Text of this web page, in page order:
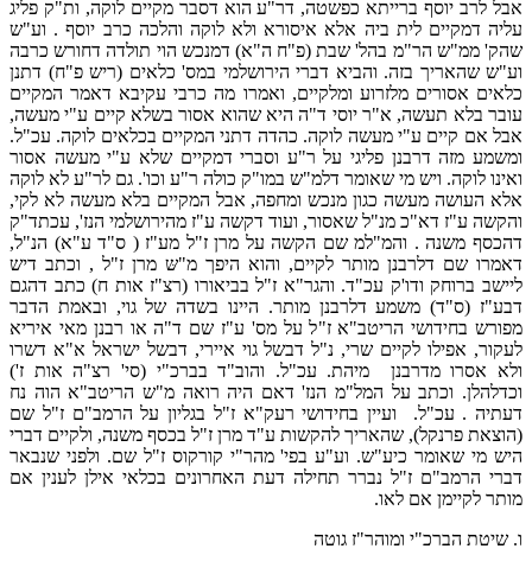
אבל לרב יוסף ברייתא כפשטה, דר"ע הוא דסבר מקיים לוקה, ות"ק פליג
עליה דמקיים לית ביה אלא איסורא ולא לוקה והלכה כרב יוסף . וע"ש
שהק' ממ"ש הר"מ בהל' שבת (פ"ח ה"א) דמנכש הוי תולדה דחורש כרבה
וע"ש שהאריך בזה. והביא דברי הירושלמי במס' כלאים (ריש פ"ח) דתנן
כלאים אסורים מלזרוע ומלקיים, ואמרו מה כרבי עקיבא דאמר המקיים
עובר בלא תעשה, א"ר יוסי ד"ה היא שהוא אסור בשלא קיים ע"י מעשה,
אבל אם קיים ע"י מעשה לוקה. כהדה דתני המקיים בכלאים לוקה. עכ"ל.
ומשמע מזה דרבנן פליגי על ר"ע וסברי דמקיים שלא ע"י מעשה אסור
ואינו לוקה. ויש מי שאומר דלמ"ש במו"ק כולה ר"ע וכו'. גם לר"ע לא לוקה
אלא העושה מעשה כגון מנכש ומחפה, אבל המקיים בלא מעשה לא לקי,
והקשה ע"ז דא"כ מנ"ל שאסור, ועוד דקשה ע"ז מהירושלמי הנז', עכתד"ק
דהכסף משנה . והמ"למ שם הקשה על מרן ז"ל מע"ז ( ס"ד ע"א) הנ"ל,
דאמרו שם דלרבנן מותר לקיים, והוא היפך מ"שּ מרן ז"ל , וכתב דיש
ליישב ברוחק ודו'ק עכ"ד. והגר"א ז"ל בביאורו (רצ"ז אות ח) כתב דהגם
דבע"ז (ס"ד) משמע דלרבנן מותר. היינו בשדה של גוי, ובאמת הדבר
מפורש בחידושי הריטב"א ז"ל על מס' ע"ז שם ד"ה או רבנן מאי איריא
לעקור, אפילו לקיים שרי, נ"ל דבשל גוי איירי, דבשל ישראל א"א דשרו
ולא אסרו מדרבנן מיהת. עכ"ל. והוב"ד בברכ"י (סי' רצ"ה אות ז')
וכדלהלן. וכתב על המל"מ הנז' דאם היה רואה מ"ש הריטב"א הוה נח
דעתיה . עכ"ל. ועיין בחידושי רעק"א ז"ל בגליון על הרמב"ם ז"ל שם
(הוצאת פרנקל), שהאריך להקשות ע"ד מרן ז"ל בכסף משנה, ולקיים דברי
היש מי שאומר כיע"ש. וע"ע בפי' מהר"י קורקוס ז"ל שם. ולפני שנבאר
דברי הרמב"ם ז"ל נברר תחילה דעת האחרונים בכלאי אילן לענין אם
מותר לקיימן אם לאו.
ו. שיטת הברכ"י ומוהר"ז גוטה